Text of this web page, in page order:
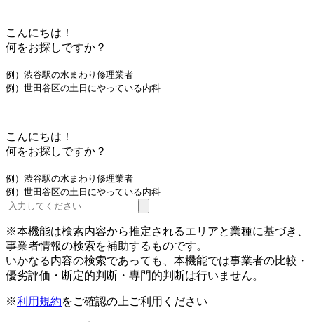
こんにちは！
何をお探しですか？
例）渋谷駅の水まわり修理業者
例）世田谷区の土日にやっている内科
こんにちは！
何をお探しですか？
例）渋谷駅の水まわり修理業者
例）世田谷区の土日にやっている内科
※本機能は検索内容から推定されるエリアと業種に基づき、
事業者情報の検索を補助するものです。
いかなる内容の検索であっても、本機能では事業者の比較・
優劣評価・断定的判断・専門的判断は行いません。
※利用規約をご確認の上ご利用ください